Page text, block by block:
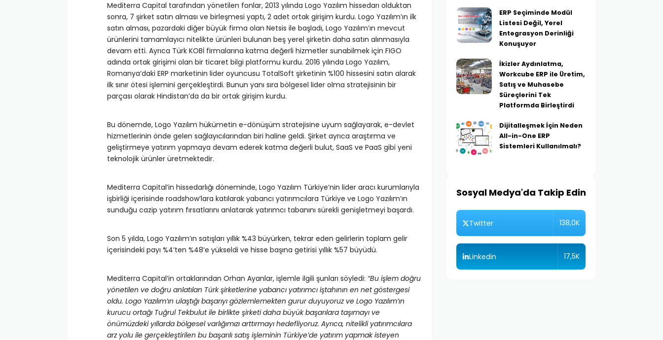
Mediterra Capital tarafından yönetilen fonlar, 2013 yılında Logo Yazılım hissedarı olduktan
sonra, 7 şirket satın alması ve birleşmesi yaptı, 2 adet ortak girişim kurdu. Logo Yazılım’ın ilk
satın alması, pazardaki diğer büyük firma olan Netsis ile başladı, Logo Yazılım’ın mevcut
ürünlerini tamamlayıcı nitelikte ürünleri bulunan beş yerel şirketin daha satın alınmasıyla
devam etti. Ayrıca Türk KOBİ firmalarına katma değerli hizmetler sunabilmek için FIGO
adında ortak girişimi olan bir ticaret bilgi platformu kurdu. 2016 yılında Logo Yazılım,
Romanya’daki ERP marketinin lider oyuncusu TotalSoft şirketinin %100 hissesini satın alarak
ilk sınır ötesi işlemini gerçekleştirdi. Bunun yanı sıra bölgesel lider olma stratejisinin bir
parçası olarak Hindistan’da da bir ortak girişim kurdu.
Bu dönemde, Logo Yazılım hükümetin e-dönüşüm stratejisine uyum sağlayarak, e-devlet
hizmetlerinin önde gelen sağlayıcılarından biri haline geldi. Şirket ayrıca araştırma ve
geliştirmeye yatırım yapmaya devam ederek katma değerli bulut, SaaS ve PaaS gibi yeni
teknolojik ürünler üretmektedir.
Mediterra Capital’in hissedarlığı döneminde, Logo Yazılım Türkiye’nin lider aracı kurumlarıyla
işbirliği içerisinde roadshow’lara katılarak yabancı yatırımcılara Türkiye ve Logo Yazılım’ın
sunduğu cazip yatırım fırsatlarını anlatarak yatırımcı tabanını sürekli genişletmeyi başardı.
Son 5 yılda, Logo Yazılım’ın satışları yıllık %43 büyürken, tekrar eden gelirlerin toplam gelir
içerisindeki payı %4’ten %48’e yükseldi ve hisse başına getirisi yıllık %57 büyüdü.
Mediterra Capital’in ortaklarından Orhan Ayanlar, işlemle ilgili şunları söyledi: “Bu işlem doğru
yönetilen ve doğru anlatılan Türk şirketlerine yabancı yatırımcı iştahının en net göstergesi
oldu. Logo Yazılım’ın ulaştığı başarıyı gözlemlemekten gurur duyuyoruz ve Logo Yazılım’ın
kurucu ortağı Tuğrul Tekbulut ile birlikte şirketi daha büyük başarılara taşımayı ve
önümüzdeki yıllarda bölgesel varlığımızı arttırmayı hedefliyoruz. Ayrıca, nitelikli yatırımcılara
arz yolu ile gerçekleştirilen bu başarılı satış işleminin Türkiye’de yatırım yapmak isteyen
ERP Seçiminde Modül
Listesi Değil, Yerel
Entegrasyon Derinliği
Konuşuyor
İkizler Aydınlatma,
Workcube ERP ile Üretim,
Satış ve Muhasebe
Süreçlerini Tek
Platformda Birleştirdi
Dijitalleşmek İçin Neden
All-in-One ERP
Sistemleri Kullanılmalı?
Sosyal Medya'da Takip Edin
Twitter 138,0K
Linkedin 17,5K